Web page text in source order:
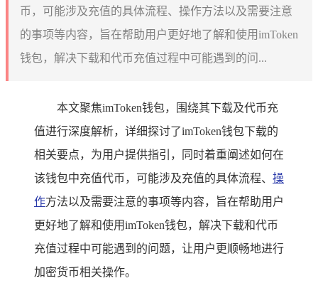
币，可能涉及充值的具体流程、操作方法以及需要注意
的事项等内容，旨在帮助用户更好地了解和使用imToken
钱包，解决下载和代币充值过程中可能遇到的问...
本文聚焦imToken钱包，围绕其下载及代币充
值进行深度解析，详细探讨了imToken钱包下载的
相关要点，为用户提供指引，同时着重阐述如何在
该钱包中充值代币，可能涉及充值的具体流程、 操
作方法以及需要注意的事项等内容，旨在帮助用户
更好地了解和使用imToken钱包，解决下载和代币
充值过程中可能遇到的问题，让用户更顺畅地进行
加密货币相关操作。